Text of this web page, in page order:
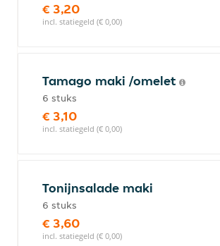
€ 3,20
incl. statiegeld (€ 0,00)
Tamago maki /omelet
6 stuks
€ 3,10
incl. statiegeld (€ 0,00)
Tonijnsalade maki
6 stuks
€ 3,60
incl. statiegeld (€ 0,00)